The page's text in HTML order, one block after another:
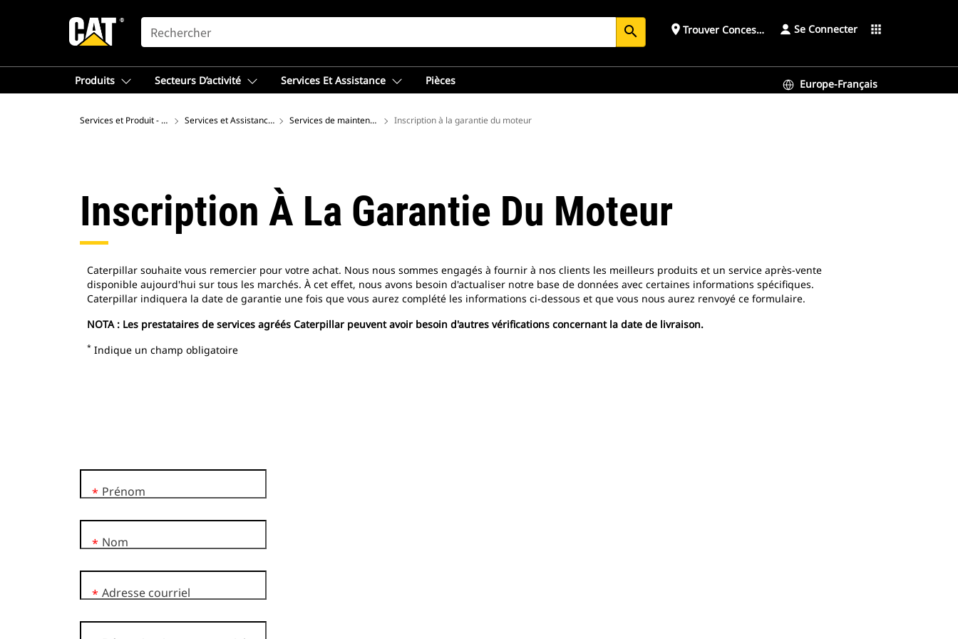
SEARCH search place Trouver ConcessionnaireSe Connecter apps
Produits Secteurs D’activité Services Et Assistance Pièces Europe-Français
Services et Produit - Europe de l'OuestServices et Assistance Cat®Services de maintenance Cat à Bauma 2025Inscription à la garantie du moteur
Inscription À La Garantie Du Moteur
Caterpillar souhaite vous remercier pour votre achat. Nous nous sommes engagés à fournir à nos clients les meilleurs produits et un service après-vente
disponible aujourd'hui sur tous les marchés. À cet effet, nous avons besoin d'actualiser notre base de données avec certaines informations spécifiques.
Caterpillar indiquera la date de garantie une fois que vous aurez complété les informations ci-dessous et que vous nous aurez renvoyé ce formulaire.
NOTA : Les prestataires de services agréés Caterpillar peuvent avoir besoin d'autres vérifications concernant la date de livraison.
* Indique un champ obligatoire
Prénom
*
Nom
*
Adresse courriel
*